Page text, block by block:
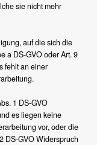
sie nicht mehr
auf die sich die
a DS-GVO oder Art. 9
fehlt an einer
1 DS-GVO
es liegen keine
vor, oder die
DS-GVO Widerspruch